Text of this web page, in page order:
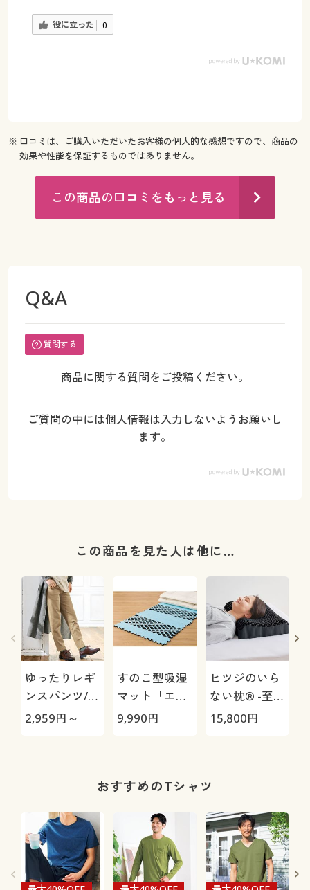
役に立った 0
※ 口コミは、ご購入いただいたお客様の個人的な感想ですので、商品の
効果や性能を保証するものではありません。
この商品の口コミをもっと見る
Q&A
質問する
商品に関する質問をご投稿ください。
ご質問の中には個人情報は入力しないようお願いし
ます。
この商品を見た人は他に…
ゆったりレギ
ンスパンツ/細
見えが叶うら
2,959円～
すのこ型吸湿
マット「エア
ージョブ®」
9,990円
ヒツジのいら
ない枕® -至
極-
15,800円
おすすめのTシャツ